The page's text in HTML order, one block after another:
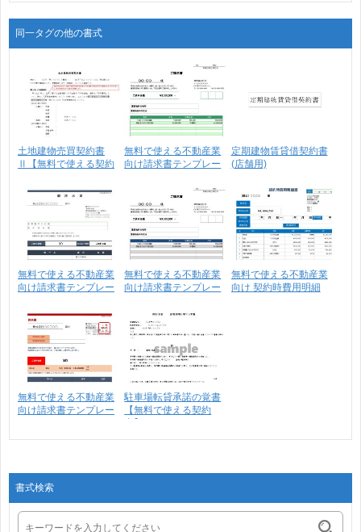
同一タグの他の書式
土地建物売買契約書
Ⅱ【無料で使える契約
無料で使える不動産業
向け請求書テンプレー
定期建物賃貸借契約書
(店舗用)
無料で使える不動産業
向け請求書テンプレー
無料で使える不動産業
向け請求書テンプレー
無料で使える不動産業
向け 契約時費用明細
無料で使える不動産業
向け請求書テンプレー
駐車場転貸承諾の覚書
【無料で使える契約
書式検索